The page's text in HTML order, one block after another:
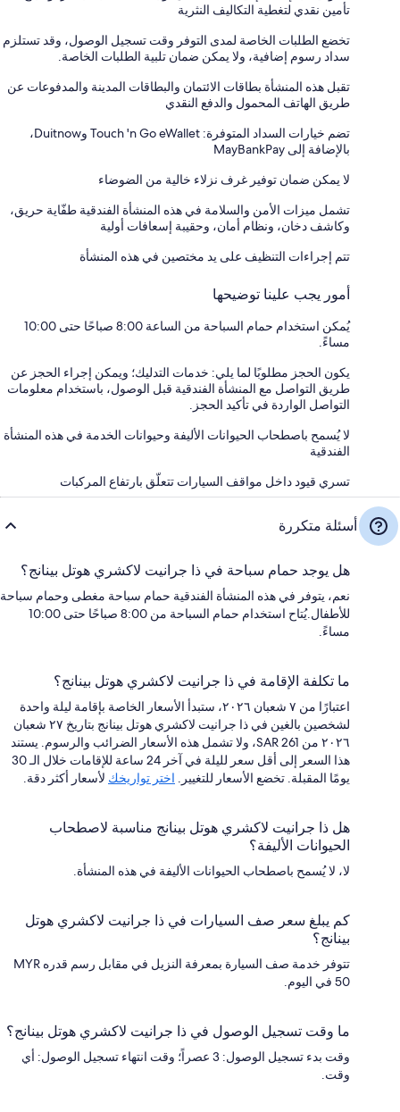
تأمين نقدي لتغطية التكاليف النثرية
تخضع الطلبات الخاصة لمدى التوفر وقت تسجيل الوصول، وقد تستلزم
سداد رسوم إضافية، ولا يمكن ضمان تلبية الطلبات الخاصة.
تقبل هذه المنشأة بطاقات الائتمان والبطاقات المدينة والمدفوعات عن
طريق الهاتف المحمول والدفع النقدي
تضم خيارات السداد المتوفرة: Touch 'n Go eWallet وDuitnow،
بالإضافة إلى MayBankPay
لا يمكن ضمان توفير غرف نزلاء خالية من الضوضاء
تشمل ميزات الأمن والسلامة في هذه المنشأة الفندقية طفّاية حريق،
وكاشف دخان، ونظام أمان، وحقيبة إسعافات أولية
تتم إجراءات التنظيف على يد مختصين في هذه المنشأة
أمور يجب علينا توضيحها
يُمكن استخدام حمام السباحة من الساعة 8:00 صباحًا حتى 10:00
مساءً.
يكون الحجز مطلوبًا لما يلي: خدمات التدليك؛ ويمكن إجراء الحجز عن
طريق التواصل مع المنشأة الفندقية قبل الوصول، باستخدام معلومات
التواصل الواردة في تأكيد الحجز.
لا يُسمح باصطحاب الحيوانات الأليفة وحيوانات الخدمة في هذه المنشأة
الفندقية
تسري قيود داخل مواقف السيارات تتعلّق بارتفاع المركبات
أسئلة متكررة
هل يوجد حمام سباحة في ذا جرانيت لاكشري هوتل بينانج؟
نعم، يتوفر في هذه المنشأة الفندقية حمام سباحة مغطى وحمام سباحة
للأطفال.يُتاح استخدام حمام السباحة من 8:00 صباحًا حتى 10:00
مساءً.
ما تكلفة الإقامة في ذا جرانيت لاكشري هوتل بينانج؟
اعتبارًا من ٧ شعبان ٢٠٢٦، ستبدأ الأسعار الخاصة بإقامة ليلة واحدة
لشخصين بالغين في ذا جرانيت لاكشري هوتل بينانج بتاريخ ٢٧ شعبان
٢٠٢٦ من SAR 261، ولا تشمل هذه الأسعار الضرائب والرسوم. يستند
هذا السعر إلى أقل سعر لليلة في آخر 24 ساعة للإقامات خلال الـ 30
يومًا المقبلة. تخضع الأسعار للتغيير. اختر تواريخك لأسعار أكثر دقة.
هل ذا جرانيت لاكشري هوتل بينانج مناسبة لاصطحاب
الحيوانات الأليفة؟
لا، لا يُسمح باصطحاب الحيوانات الأليفة في هذه المنشأة.
كم يبلغ سعر صف السيارات في ذا جرانيت لاكشري هوتل
بينانج؟
تتوفر خدمة صف السيارة بمعرفة النزيل في مقابل رسم قدره MYR
50 في اليوم.
ما وقت تسجيل الوصول في ذا جرانيت لاكشري هوتل بينانج؟
وقت بدء تسجيل الوصول: 3 عصراً؛ وقت انتهاء تسجيل الوصول: أي
وقت.